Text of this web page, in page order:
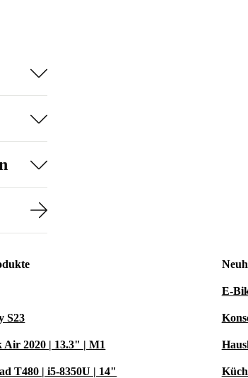
S23
Air 2020 | 13.3" | M1
T480 | i5-8350U | 14"
E-